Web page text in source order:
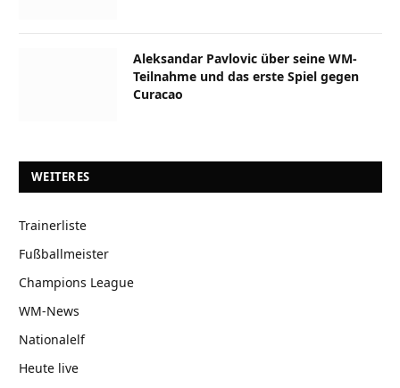
Aleksandar Pavlovic über seine WM-
Teilnahme und das erste Spiel gegen
Curacao
WEITERES
Trainerliste
Fußballmeister
Champions League
WM-News
Nationalelf
Heute live